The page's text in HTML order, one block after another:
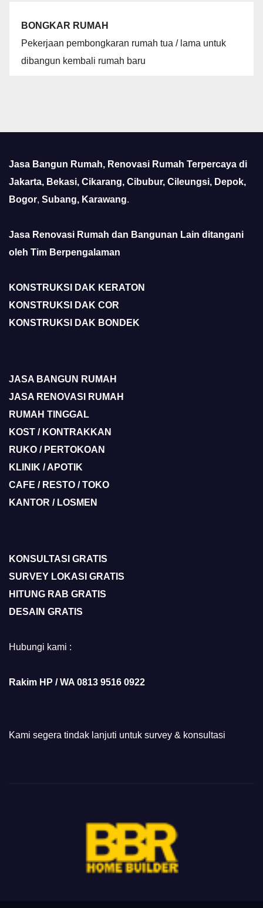
BONGKAR RUMAH
Pekerjaan pembongkaran rumah tua / lama untuk
dibangun kembali rumah baru
Jasa Bangun Rumah, Renovasi Rumah Terpercaya di
Jakarta, Bekasi, Cikarang, Cibubur, Cileungsi, Depok,
Bogor, Subang, Karawang.
Jasa Renovasi Rumah dan Bangunan Lain ditangani
oleh Tim Berpengalaman
KONSTRUKSI DAK KERATON
KONSTRUKSI DAK COR
KONSTRUKSI DAK BONDEK
JASA BANGUN RUMAH
JASA RENOVASI RUMAH
RUMAH TINGGAL
KOST / KONTRAKKAN
RUKO / PERTOKOAN
KLINIK / APOTIK
CAFE / RESTO / TOKO
KANTOR / LOSMEN
KONSULTASI GRATIS
SURVEY LOKASI GRATIS
HITUNG RAB GRATIS
DESAIN GRATIS
Hubungi kami :
Rakim HP / WA 0813 9516 0922
Kami segera tindak lanjuti untuk survey & konsultasi